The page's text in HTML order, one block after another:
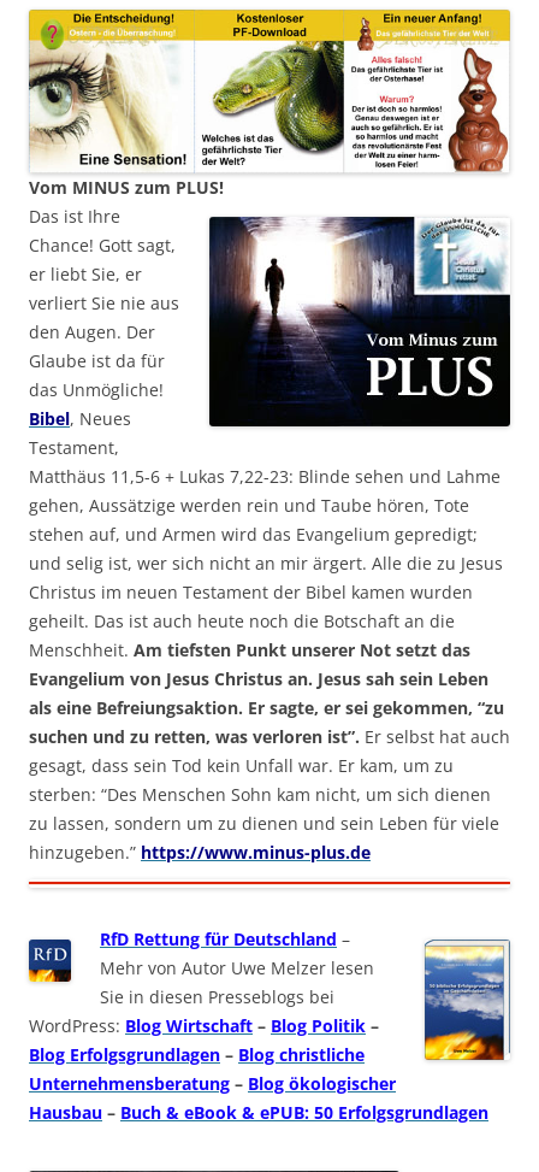
Vom MINUS zum PLUS!
Das ist Ihre
Chance! Gott sagt,
er liebt Sie, er
verliert Sie nie aus
den Augen. Der
Glaube ist da für
das Unmögliche!
Bibel, Neues
Testament,
Matthäus 11,5-6 + Lukas 7,22-23: Blinde sehen und Lahme
gehen, Aussätzige werden rein und Taube hören, Tote
stehen auf, und Armen wird das Evangelium gepredigt;
und selig ist, wer sich nicht an mir ärgert. Alle die zu Jesus
Christus im neuen Testament der Bibel kamen wurden
geheilt. Das ist auch heute noch die Botschaft an die
Menschheit. Am tiefsten Punkt unserer Not setzt das
Evangelium von Jesus Christus an. Jesus sah sein Leben
als eine Befreiungsaktion. Er sagte, er sei gekommen, “zu
suchen und zu retten, was verloren ist”. Er selbst hat auch
gesagt, dass sein Tod kein Unfall war. Er kam, um zu
sterben: “Des Menschen Sohn kam nicht, um sich dienen
zu lassen, sondern um zu dienen und sein Leben für viele
hinzugeben.” https://www.minus-plus.de
RfD Rettung für Deutschland –
Mehr von Autor Uwe Melzer lesen
Sie in diesen Presseblogs bei
WordPress: Blog Wirtschaft – Blog Politik –
Blog Erfolgsgrundlagen – Blog christliche
Unternehmensberatung – Blog ökologischer
Hausbau – Buch & eBook & ePUB: 50 Erfolgsgrundlagen